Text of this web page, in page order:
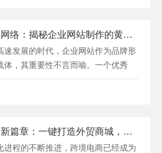
深圳方维网络：揭秘企业网站制作的黄金法则
速发展的时代，企业网站作为品牌形
体，其重要性不言而喻。一个优秀
跨境电商新篇章：一键打造外贸商城，赋能全球买卖梦
进程的不断推进，跨境电商已经成为